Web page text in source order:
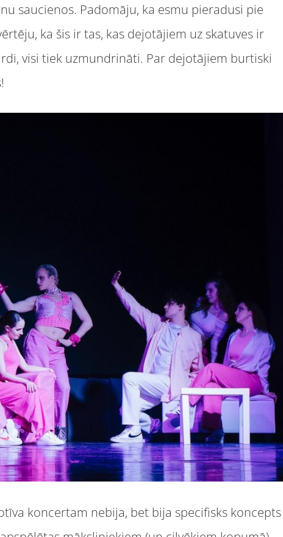
saucienos. Padomāju, ka esmu pieradusi pie
ka šis ir tas, kas dejotājiem uz skatuves ir
visi tiek uzmundrināti. Par dejotājiem burtiski
koncertam nebija, bet bija specifisks koncepts